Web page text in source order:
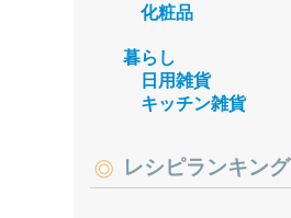
化粧品
暮らし
日用雑貨
キッチン雑貨
レシピランキング